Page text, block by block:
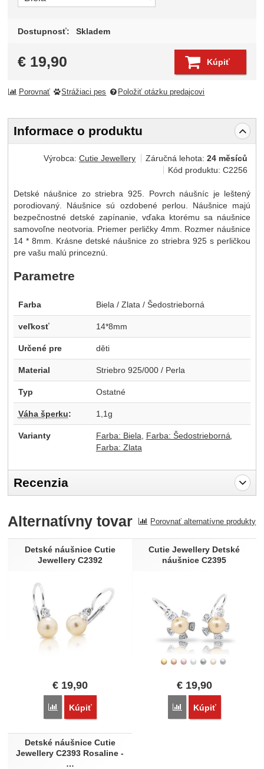
Dostupnosť: Skladem
€ 19,90 Kúpiť
Porovnať Strážiaci pes Položiť otázku predajcovi
Informace o produktu
Výrobca:Cutie Jewellery Záručná lehota:24 měsíců
Kód produktu:C2256
Detské náušnice zo striebra 925. Povrch náušníc je leštený
porodiovaný. Náušnice sú ozdobené perlou. Náušnice majú
bezpečnostné detské zapínanie, vďaka ktorému sa náušnice
samovoľne neotvoria. Priemer perličky 4mm. Rozmer náušnice
14 * 8mm. Krásne detské náušnice zo striebra 925 s perličkou
pre vašu malú princeznú.
Parametre
Farba Biela / Zlata / Šedostrieborná
veľkosť 14*8mm
Určené pre děti
Material Striebro 925/000 / Perla
Typ Ostatné
Váha šperku: 1,1g
Varianty Farba: Biela
Farba: Šedostrieborná
Farba: Zlata
Recenzia
Recenzia
Nebola pridaná žiadna recenzia.
Alternatívny tovar Porovnať alternatívne produkty
Detské náušnice Cutie
Jewellery C2392
€ 19,90
Porovnať
Kúpiť
Cutie Jewellery Detské
náušnice C2395
€19,90
Porovnať
Kúpiť
Detské náušnice Cutie
Jewellery C2393 Rosaline -
…